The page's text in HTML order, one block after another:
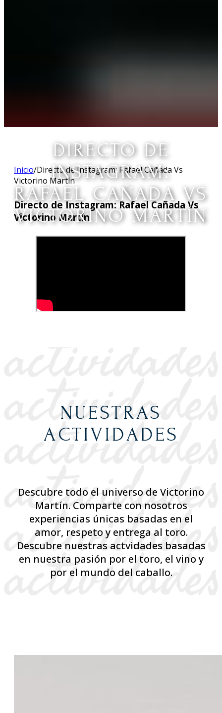
DIRECTO DE
INSTAGRAM:
RAFAEL CAÑADA VS
VICTORINO MARTÍN
Inicio/Directo de Instagram: Rafael Cañada Vs
Victorino Martín
Directo de Instagram: Rafael Cañada Vs
Victorino Martín
NUESTRAS
ACTIVIDADES
Descubre todo el universo de Victorino
Martín. Comparte con nosotros
experiencias únicas basadas en el
amor, respeto y entrega al toro.
Descubre nuestras actvidades basadas
en nuestra pasión por el toro, el vino y
por el mundo del caballo.